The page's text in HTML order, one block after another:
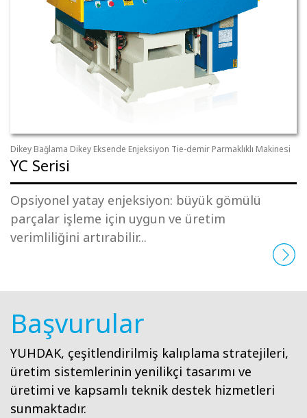
Dikey Bağlama Dikey Eksende Enjeksiyon Tie-demir Parmaklıklı Makinesi
YC Serisi
Opsiyonel yatay enjeksiyon: büyük gömülü
parçalar işleme için uygun ve üretim
verimliliğini artırabilir...
Başvurular
YUHDAK, çeşitlendirilmiş kalıplama stratejileri,
üretim sistemlerinin yenilikçi tasarımı ve
üretimi ve kapsamlı teknik destek hizmetleri
sunmaktadır.